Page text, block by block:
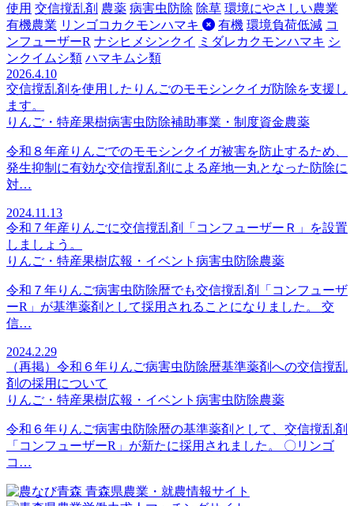
使用 交信撹乱剤 農薬 病害虫防除 除草 環境にやさしい農業
有機農業 リンゴコカクモンハマキ 有機 環境負荷低減 コ
ンフューザーR ナシヒメシンクイ ミダレカクモンハマキ シ
ンクイムシ類 ハマキムシ類
2026.4.10
交信撹乱剤を使用したりんごのモモシンクイガ防除を支援し
ます。
りんご・特産果樹病害虫防除補助事業・制度資金農薬
令和８年産りんごでのモモシンクイガ被害を防止するため、
発生抑制に有効な交信撹乱剤による産地一丸となった防除に
対…
2024.11.13
令和７年産りんごに交信撹乱剤「コンフューザーＲ」を設置
しましょう。
りんご・特産果樹広報・イベント 病害虫防除農薬
令和７年りんご病害虫防除暦でも交信撹乱剤「コンフューザ
ーR」が基準薬剤として採用されることになりました。 交
信…
2024.2.29
（再掲）令和６年りんご病害虫防除暦基準薬剤への交信撹乱
剤の採用について
りんご・特産果樹広報・イベント 病害虫防除農薬
令和６年りんご病害虫防除暦の基準薬剤として、交信撹乱剤
「コンフューザーR」が新たに採用されました。 〇リンゴ
コ…